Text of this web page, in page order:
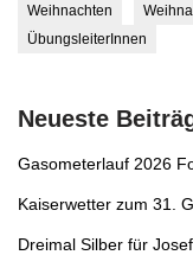
Weihnachten
ÜbungsleiterInnen
Neueste
Gasometerlauf 2026
Kaiserwetter zum 31.
Dreimal Silber für